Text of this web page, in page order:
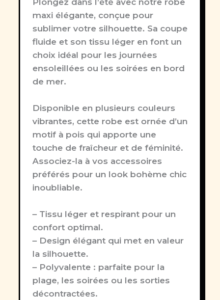
Plongez dans l’été avec notre robe
maxi élégante, conçue pour
sublimer votre silhouette. Sa coupe
fluide et son tissu léger en font un
choix idéal pour les journées
ensoleillées ou les soirées en bord
de mer.
Disponible en plusieurs couleurs
vibrantes, cette robe est ornée d’un
motif à pois qui apporte une
touche de fraîcheur et de féminité.
Associez-la à vos accessoires
préférés pour un look bohème chic
inoubliable.
– Tissu léger et respirant pour un
confort optimal.
– Design élégant qui met en valeur
la silhouette.
– Polyvalente : parfaite pour la
plage, les soirées ou les sorties
décontractées.